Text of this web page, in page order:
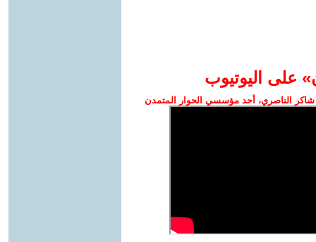
على اليوتيوب
الناصري، أحد مؤسسي الحوار المتمدن